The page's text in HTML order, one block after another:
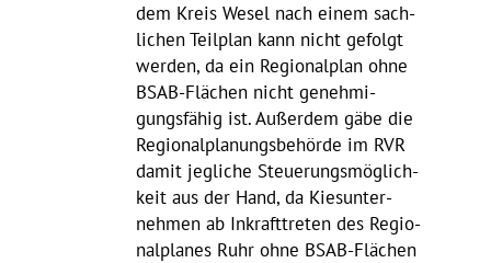
dem Kreis Wesel nach einem sach­
li­chen Teil­plan kann nicht gefolgt
werden, da ein Regio­nal­plan ohne
BSAB-Flächen nicht geneh­mi­
gungs­fähig ist. Außerdem gäbe die
Regio­nal­pla­nungs­be­hörde im RVR
damit jegliche Steue­rungs­mög­lich­
keit aus der Hand, da Kies­un­ter­
nehmen ab Inkraft­treten des Regio­
nal­planes Ruhr ohne BSAB-Flächen